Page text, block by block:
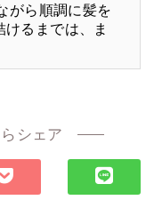
がら順調に髪を
るまでは、ま
シェア